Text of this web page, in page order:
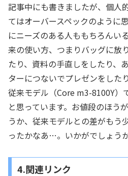
記事中にも書きましたが、個人
てはオーバースペックのように
にニーズのある人ももちろんい
来の使い方、つまりバッグに放
たり、資料の手直しをしたり、
ターにつないでプレゼンをした
従来モデル（Core m3-8100Y）
と思っています。お値段のほう
うか、従来モデルとの差がもう
ったかなあ…。いかがでしょう
4.関連リンク